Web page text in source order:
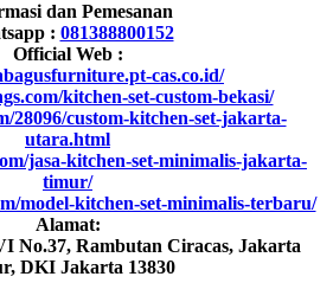
dan Pemesanan
: 081388800152
Official Web :
cas.co.id/
kitchen-set-custom-bekasi/
28096/custom-kitchen-set-jakarta-
utara.html
jasa-kitchen-set-minimalis-jakarta-
timur/
model-kitchen-set-minimalis-terbaru/
Alamat:
No.37, Rambutan Ciracas, Jakarta
DKI Jakarta 13830